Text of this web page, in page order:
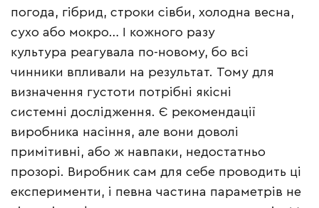
погода, гібрид, строки сівби, холодна весна,
сухо або мокро… І кожного разу
культура реагувала по-новому, бо всі
чинники впливали на результат. Тому для
визначення густоти потрібні якісні
системні дослідження. Є рекомендації
виробника насіння, але вони доволі
примітивні, або ж навпаки, недостатньо
прозорі. Виробник сам для себе проводить ці
експерименти, і певна частина параметрів не